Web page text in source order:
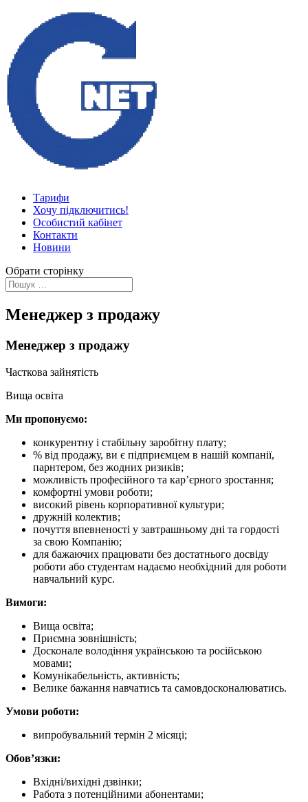
Тарифи
Хочу підключитись!
Особистий кабінет
Контакти
Новини
Обрати сторінку
Менеджер з продажу
Менеджер з продажу
Часткова зайнятість
Вища освіта
Ми пропонуємо:
конкурентну і стабільну заробітну плату;
% від продажу, ви є підприємцем в нашій компанії,
парнтером, без жодних ризиків;
можливість професійного та кар’єрного зростання;
комфортні умови роботи;
високий рівень корпоративної культури;
дружній колектив;
почуття впевненості у завтрашньому дні та гордості
за свою Компанію;
для бажаючих працювати без достатнього досвіду
роботи або студентам надаємо необхідний для роботи
навчальний курс.
Вимоги:
Вища освіта;
Приємна зовнішність;
Досконале володіння українською та російською
мовами;
Комунікабельність, активність;
Велике бажання навчатись та самовдосконалюватись.
Умови роботи:
випробувальний термін 2 місяці;
Обов’язки:
Вхідні/вихідні дзвінки;
Работа з потенційними абонентами;